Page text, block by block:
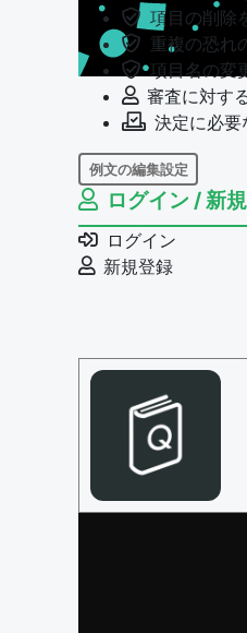
項目の削除
重複の恐れ
項目名の変
審査に対す
決定に必
例文の編集設定
例文の編集
例文の編集
例文の削除
審査に対す
問題の編集
審査に対す
決定に必
編集ガイドライン
ログイン / 新
ログイン
新規登録